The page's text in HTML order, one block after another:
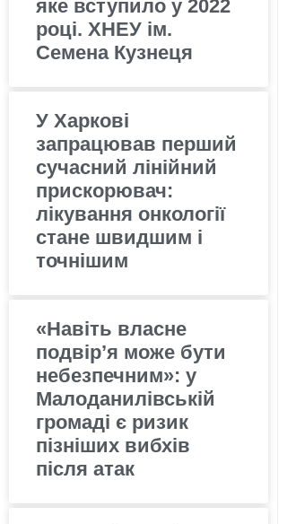
яке вступило у 2022
році. ХНЕУ ім.
Семена Кузнеця
У Харкові
запрацював перший
сучасний лінійний
прискорювач:
лікування онкології
стане швидшим і
точнішим
«Навіть власне
подвір’я може бути
небезпечним»: у
Малоданилівській
громаді є ризик
пізніших вибхів
після атак